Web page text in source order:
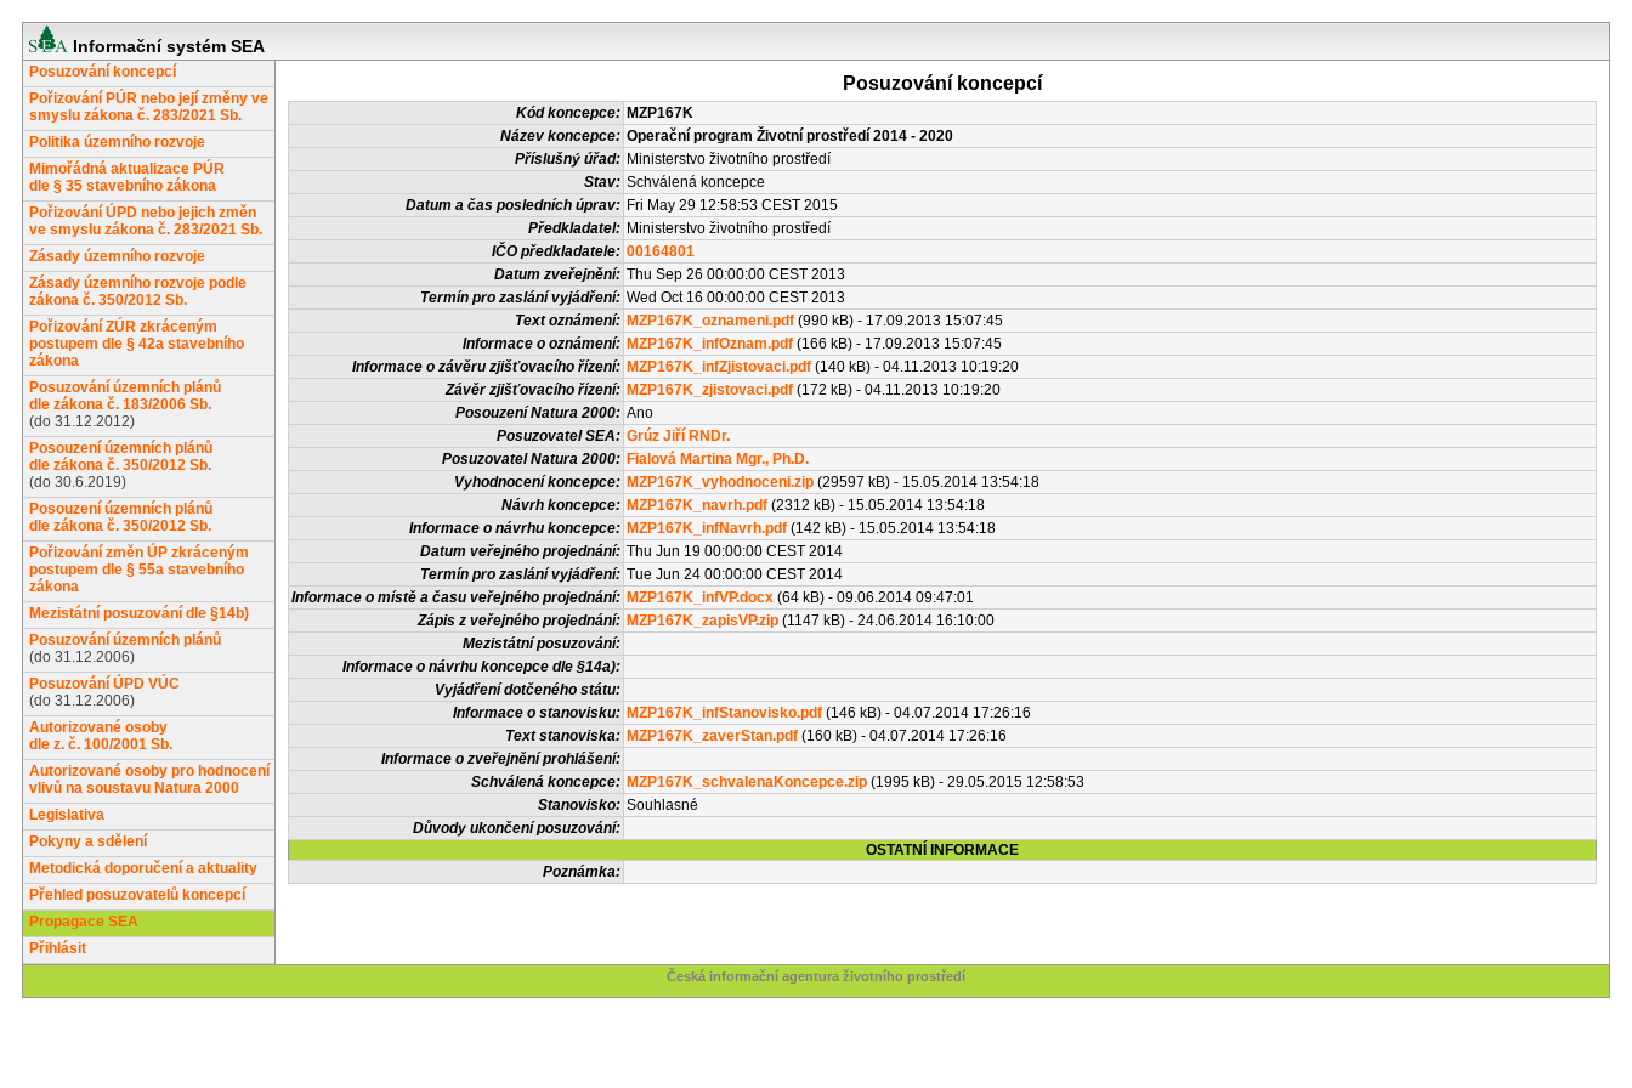
Informační systém SEA
Posuzování koncepcí
Pořizování PÚR nebo její změny ve
smyslu zákona č. 283/2021 Sb.
Politika územního rozvoje
Mimořádná aktualizace PÚR
dle § 35 stavebního zákona
Pořizování ÚPD nebo jejich změn
ve smyslu zákona č. 283/2021 Sb.
Zásady územního rozvoje
Zásady územního rozvoje podle
zákona č. 350/2012 Sb.
Pořizování ZÚR zkráceným
postupem dle § 42a stavebního
zákona
Posuzování územních plánů
dle zákona č. 183/2006 Sb.
(do 31.12.2012)
Posouzení územních plánů
dle zákona č. 350/2012 Sb.
(do 30.6.2019)
Posouzení územních plánů
dle zákona č. 350/2012 Sb.
Pořizování změn ÚP zkráceným
postupem dle § 55a stavebního
zákona
Mezistátní posuzování dle §14b)
Posuzování územních plánů
(do 31.12.2006)
Posuzování ÚPD VÚC
(do 31.12.2006)
Autorizované osoby
dle z. č. 100/2001 Sb.
Autorizované osoby pro hodnocení
vlivů na soustavu Natura 2000
Legislativa
Pokyny a sdělení
Metodická doporučení a aktuality
Přehled posuzovatelů koncepcí
Propagace SEA
Přihlásit
Posuzování koncepcí
Kód koncepce: MZP167K
Název koncepce: Operační program Životní prostředí 2014 - 2020
Příslušný úřad: Ministerstvo životního prostředí
Stav: Schválená koncepce
Datum a čas posledních úprav: Fri May 29 12:58:53 CEST 2015
Předkladatel: Ministerstvo životního prostředí
IČO předkladatele: 00164801
Datum zveřejnění: Thu Sep 26 00:00:00 CEST 2013
Termín pro zaslání vyjádření: Wed Oct 16 00:00:00 CEST 2013
Text oznámení: MZP167K_oznameni.pdf (990 kB) - 17.09.2013 15:07:45
Informace o oznámení: MZP167K_infOznam.pdf (166 kB) - 17.09.2013 15:07:45
Informace o závěru zjišťovacího řízení: MZP167K_infZjistovaci.pdf (140 kB) - 04.11.2013 10:19:20
Závěr zjišťovacího řízení: MZP167K_zjistovaci.pdf (172 kB) - 04.11.2013 10:19:20
Posouzení Natura 2000: Ano
Posuzovatel SEA: Grúz Jiří RNDr.
Posuzovatel Natura 2000: Fialová Martina Mgr., Ph.D.
Vyhodnocení koncepce: MZP167K_vyhodnoceni.zip (29597 kB) - 15.05.2014 13:54:18
Návrh koncepce: MZP167K_navrh.pdf (2312 kB) - 15.05.2014 13:54:18
Informace o návrhu koncepce: MZP167K_infNavrh.pdf (142 kB) - 15.05.2014 13:54:18
Datum veřejného projednání: Thu Jun 19 00:00:00 CEST 2014
Termín pro zaslání vyjádření: Tue Jun 24 00:00:00 CEST 2014
Informace o místě a času veřejného projednání: MZP167K_infVP.docx (64 kB) - 09.06.2014 09:47:01
Zápis z veřejného projednání: MZP167K_zapisVP.zip (1147 kB) - 24.06.2014 16:10:00
Mezistátní posuzování:
Informace o návrhu koncepce dle §14a):
Vyjádření dotčeného státu:
Informace o stanovisku: MZP167K_infStanovisko.pdf (146 kB) - 04.07.2014 17:26:16
Text stanoviska: MZP167K_zaverStan.pdf (160 kB) - 04.07.2014 17:26:16
Informace o zveřejnění prohlášení:
Schválená koncepce: MZP167K_schvalenaKoncepce.zip (1995 kB) - 29.05.2015 12:58:53
Stanovisko: Souhlasné
Důvody ukončení posuzování:
OSTATNÍ INFORMACE
Poznámka:
Česká informační agentura životního prostředí